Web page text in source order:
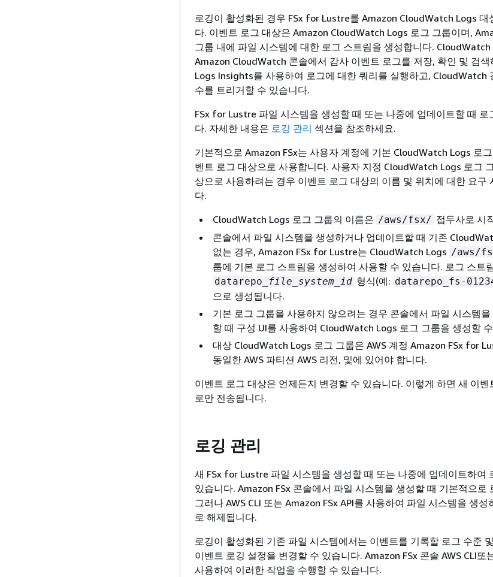
로깅이 활성화된 경우 FSx for Lustre를 Amazon CloudWatch Logs 대
다. 이벤트 로그 대상은 Amazon CloudWatch Logs 로그 그룹이며,
그룹 내에 파일 시스템에 대한 로그 스트림을 생성합니다. CloudWatch
Amazon CloudWatch 콘솔에서 감사 이벤트 로그를 저장, 확인 및 검
Logs Insights를 사용하여 로그에 대한 쿼리를 실행하고, CloudWatch
수를 트리거할 수 있습니다.
FSx for Lustre 파일 시스템을 생성할 때 또는 나중에 업데이트할 때 로
다. 자세한 내용은 로깅 관리 섹션을 참조하세요.
기본적으로 Amazon FSx는 사용자 계정에 기본 CloudWatch Logs 로
벤트 로그 대상으로 사용합니다. 사용자 지정 CloudWatch Logs 로그
상으로 사용하려는 경우 이벤트 로그 대상의 이름 및 위치에 대한 요구
다.
CloudWatch Logs 로그 그룹의 이름은 /aws/fsx/ 접두사로 시
콘솔에서 파일 시스템을 생성하거나 업데이트할 때 기존
없는 경우, Amazon FSx for Lustre는 CloudWatch Logs /aws/
룹에 기본 로그 스트림을 생성하여 사용할 수 있습니다. 로그 스트
datarepo_ file_system_id 형식(예: datarepo_fs-
으로 생성됩니다.
기본 로그 그룹을 사용하지 않으려는 경우 콘솔에서 파일 시스템
할 때 구성 UI를 사용하여 CloudWatch Logs 로그 그룹을 생성할
대상 CloudWatch Logs 로그 그룹은 AWS 계정 Amazon FSx for
동일한 AWS 파티션 AWS 리전, 및에 있어야 합니다.
이벤트 로그 대상은 언제든지 변경할 수 있습니다. 이렇게 하면 새 이벤
로만 전송됩니다.
로깅 관리
새 FSx for Lustre 파일 시스템을 생성할 때 또는 나중에 업데이트하여
있습니다. Amazon FSx 콘솔에서 파일 시스템을 생성할 때 기본적으로
그러나 AWS CLI 또는 Amazon FSx API를 사용하여 파일 시스템을 생
로 해제됩니다.
로깅이 활성화된 기존 파일 시스템에서는 이벤트를 기록할 로그 수준
이벤트 로깅 설정을 변경할 수 있습니다. Amazon FSx 콘솔 AWS CLI또
사용하여 이러한 작업을 수행할 수 있습니다.